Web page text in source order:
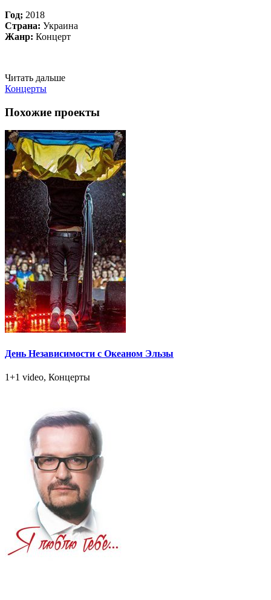
Год; 2018
Страна: Украина
Жанр: Концерт
Читать дальше
Концерты
Похожие проекты
День Независимости с Океаном Эльзы
1+1 video, Концерты